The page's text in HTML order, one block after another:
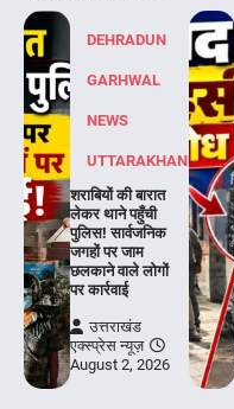
DEHRADUN
GARHWAL
NEWS
UTTARAKHAND
शराबियों की बारात
लेकर थाने पहुँची
पुलिस! सार्वजनिक
जगहों पर जाम
छलकाने वाले लोगों
पर कार्रवाई
उत्तराखंड
एक्स्प्रेस न्यूज़
August 2, 2026